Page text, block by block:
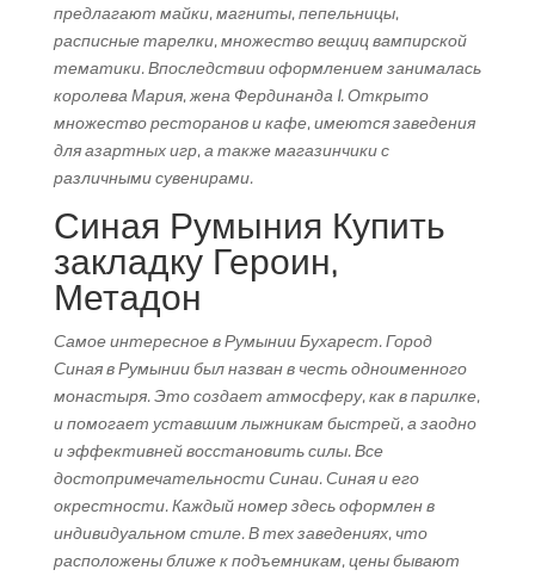
предлагают майки, магниты, пепельницы,
расписные тарелки, множество вещиц вампирской
тематики. Впоследствии оформлением занималась
королева Мария, жена Фердинанда I. Открыто
множество ресторанов и кафе, имеются заведения
для азартных игр, а также магазинчики с
различными сувенирами.
Синая Румыния Купить
закладку Героин,
Метадон
Самое интересное в Румынии Бухарест. Город
Синая в Румынии был назван в честь одноименного
монастыря. Это создает атмосферу, как в парилке,
и помогает уставшим лыжникам быстрей, а заодно
и эффективней восстановить силы. Все
достопримечательности Синаи. Синая и его
окрестности. Каждый номер здесь оформлен в
индивидуальном стиле. В тех заведениях, что
расположены ближе к подъемникам, цены бывают